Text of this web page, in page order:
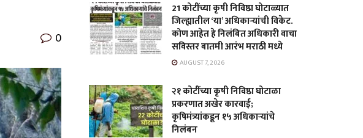
0
21 कोटींच्या कृषी निविष्ठा घोटाळ्यात
जिल्ह्यातील ‘या’ अधिकाऱ्यांची विकेट.
कोण आहेत हे निलंबित अधिकारी वाचा
सविस्तर बातमी आरंभ मराठी मध्ये
AUGUST 7, 2026
२१ कोटींच्या कृषी निविष्ठा घोटाळा
प्रकरणात अखेर कारवाई;
कृषिमंत्र्यांकडून १५ अधिकाऱ्यांचे
निलंबन